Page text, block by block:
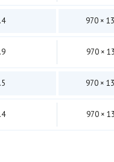
970 ×
970 ×
970 ×
970 ×